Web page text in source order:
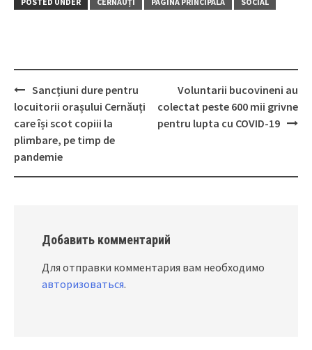
Post
navigation
Sancțiuni dure pentru
locuitorii orașului Cernăuți
care își scot copiii la
plimbare, pe timp de
pandemie
Voluntarii bucovineni au
colectat peste 600 mii grivne
pentru lupta cu COVID-19
Добавить комментарий
Для отправки комментария вам необходимо
авторизоваться.